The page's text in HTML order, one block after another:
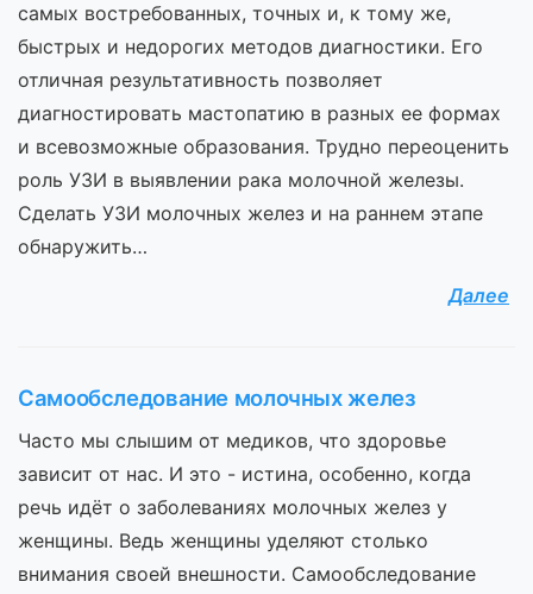
самых востребованных, точных и, к тому же,
быстрых и недорогих методов диагностики. Его
отличная результативность позволяет
диагностировать мастопатию в разных ее формах
и всевозможные образования. Трудно переоценить
роль УЗИ в выявлении рака молочной железы.
Сделать УЗИ молочных желез и на раннем этапе
обнаружить…
Далее
Самообследование молочных желез
Часто мы слышим от медиков, что здоровье
зависит от нас. И это - истина, особенно, когда
речь идёт о заболеваниях молочных желез у
женщины. Ведь женщины уделяют столько
внимания своей внешности. Самообследование